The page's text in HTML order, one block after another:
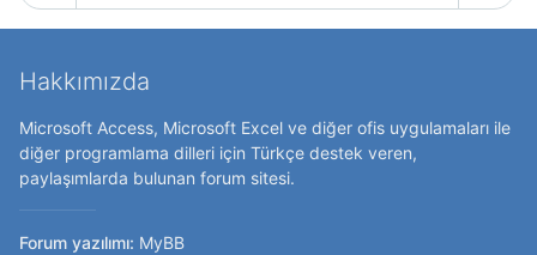
Hakkımızda
Microsoft Access, Microsoft Excel ve diğer ofis uygulamaları ile
diğer programlama dilleri için Türkçe destek veren,
paylaşımlarda bulunan forum sitesi.
Forum yazılımı: MyBB